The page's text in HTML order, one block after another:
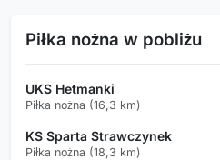
Piłka nożna w pobliżu
UKS Hetmanki
Piłka nożna (16,3 km)
KS Sparta Strawczynek
Piłka nożna (18,3 km)